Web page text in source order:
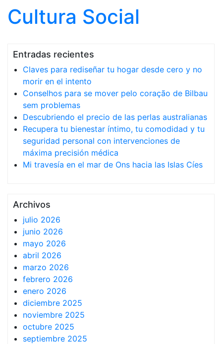
Cultura Social
Entradas recientes
Claves para rediseñar tu hogar desde cero y no
morir en el intento
Conselhos para se mover pelo coração de Bilbau
sem problemas
Descubriendo el precio de las perlas australianas
Recupera tu bienestar íntimo, tu comodidad y tu
seguridad personal con intervenciones de
máxima precisión médica
Mi travesía en el mar de Ons hacia las Islas Cíes
Archivos
julio 2026
junio 2026
mayo 2026
abril 2026
marzo 2026
febrero 2026
enero 2026
diciembre 2025
noviembre 2025
octubre 2025
septiembre 2025